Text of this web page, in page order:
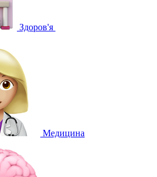
Здоров'я
Медицина